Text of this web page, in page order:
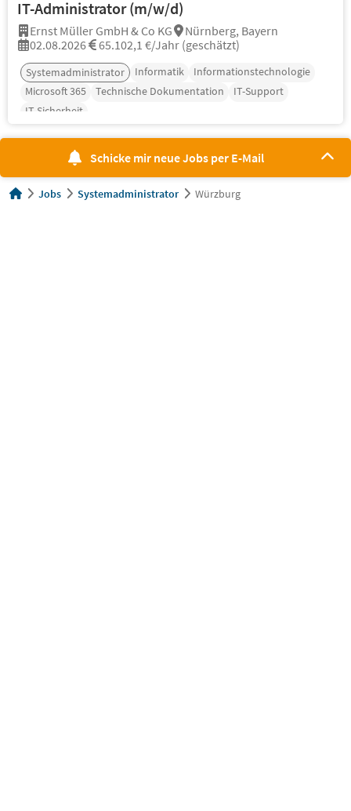
IT-Administrator (m/w/d)
Ernst Müller GmbH & Co KG
Nürnberg, Bayern
02.08.2026
65.102,1 €/Jahr (geschätzt)
Systemadministrator Informatik
Informationstechnologie
Microsoft 365
Technische Dokumentation
IT-Support
IT-Sicherheit
Schicke mir neue Jobs per E-Mail
Jobs Systemadministrator Würzburg